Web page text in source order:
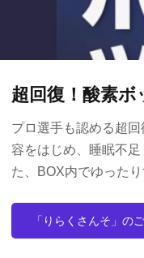
超回復！酸素ボ
プロ選手も認める超
容をはじめ、睡眠不
た、BOX内でゆった
「りらくさんそ」の